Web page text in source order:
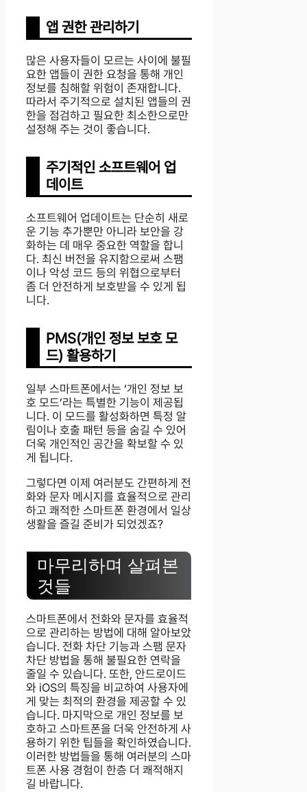
앱 권한 관리하기
많은 사용자들이 모르는 사이에 불필
요한 앱들이 권한 요청을 통해 개인
정보를 침해할 위험이 존재합니다.
따라서 주기적으로 설치된 앱들의 권
한을 점검하고 필요한 최소한으로만
설정해 주는 것이 좋습니다.
주기적인 소프트웨어 업
데이트
소프트웨어 업데이트는 단순히 새로
운 기능 추가뿐만 아니라 보안을 강
화하는 데 매우 중요한 역할을 합니
다. 최신 버전을 유지함으로써 스팸
이나 악성 코드 등의 위협으로부터
좀 더 안전하게 보호받을 수 있게 됩
니다.
PMS(개인 정보 보호 모
드) 활용하기
일부 스마트폰에서는 ‘개인 정보 보
호 모드’라는 특별한 기능이 제공됩
니다. 이 모드를 활성화하면 특정 알
림이나 호출 패턴 등을 숨길 수 있어
더욱 개인적인 공간을 확보할 수 있
게 됩니다.
그렇다면 이제 여러분도 간편하게 전
화와 문자 메시지를 효율적으로 관리
하고 쾌적한 스마트폰 환경에서 일상
생활을 즐길 준비가 되었겠죠?
마무리하며 살펴본
것들
스마트폰에서 전화와 문자를 효율적
으로 관리하는 방법에 대해 알아보았
습니다. 전화 차단 기능과 스팸 문자
차단 방법을 통해 불필요한 연락을
줄일 수 있습니다. 또한, 안드로이드
와 iOS의 특징을 비교하여 사용자에
게 맞는 최적의 환경을 제공할 수 있
습니다. 마지막으로 개인 정보를 보
호하고 스마트폰을 더욱 안전하게 사
용하기 위한 팁들을 확인하였습니다.
이러한 방법들을 통해 여러분의 스마
트폰 사용 경험이 한층 더 쾌적해지
길 바랍니다.